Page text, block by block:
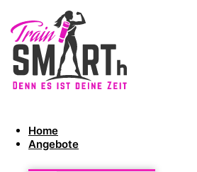
Home
Angebote